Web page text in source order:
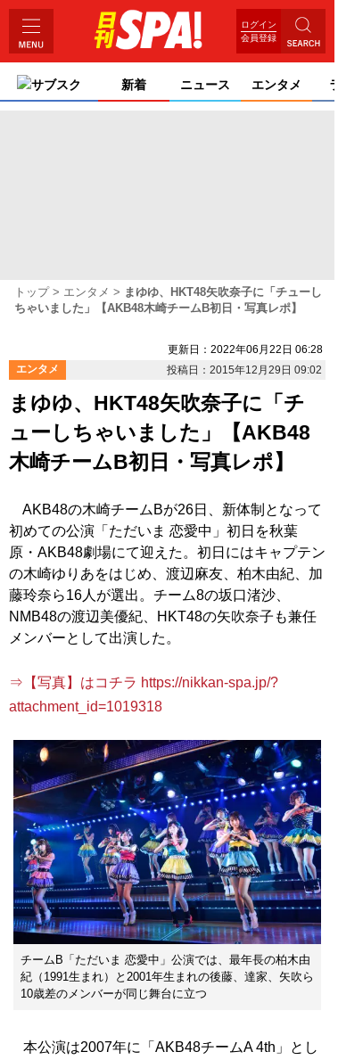
ログイン
会員登録
サブスク 新着 ニュース エンタメ
トップ エンタメ
まゆゆ、HKT48矢吹奈子に「チューし
ちゃいました」【AKB48木崎チームB初日・写真レポ】
更新日：2022年06月22日 06:28
エンタメ
投稿日：2015年12月29日 09:02
まゆゆ、HKT48矢吹奈子に「チ
ューしちゃいました」【AKB48
木崎チームB初日・写真レポ】
AKB48の木崎チームBが26日、新体制となって
初めての公演「ただいま 恋愛中」初日を秋葉
原・AKB48劇場にて迎えた。初日にはキャプテン
の木崎ゆりあをはじめ、渡辺麻友、柏木由紀、加
藤玲奈ら16人が選出。チーム8の坂口渚沙、
NMB48の渡辺美優紀、HKT48の矢吹奈子も兼任
メンバーとして出演した。
⇒【写真】はコチラ https://nikkan-spa.jp/?
attachment_id=1019318
チームB「ただいま 恋愛中」公演では、最年長の柏木由
紀（1991生まれ）と2001年生まれの後藤、達家、矢吹ら
10歳差のメンバーが同じ舞台に立つ
本公演は2007年に「AKB48チームA 4th」とし